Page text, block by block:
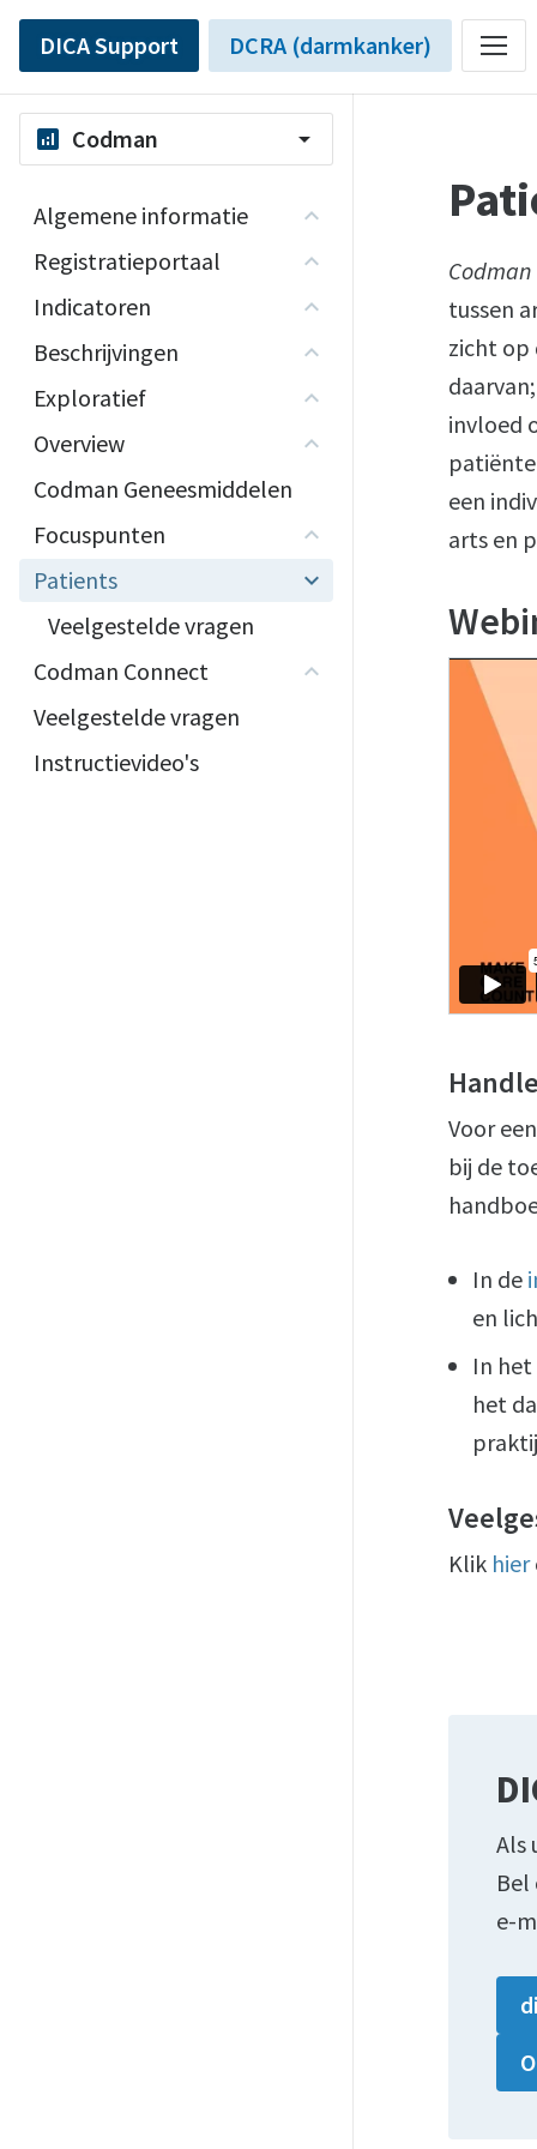
DICA Support DCRA (darmkanker)
analytics Codman arrow_drop_down
Algemene informatie
Registratieportaal
Indicatoren
Beschrijvingen
Exploratief
Overview
Codman Geneesmiddelen
Focuspunten
Patients
Veelgestelde vragen
Codman Connect
Veelgestelde vragen
Instructievideo's
tussen
zicht op
invloed
een
arts en
Voor
bij de
In de
en
In het
het
Klik hier
Als
e-